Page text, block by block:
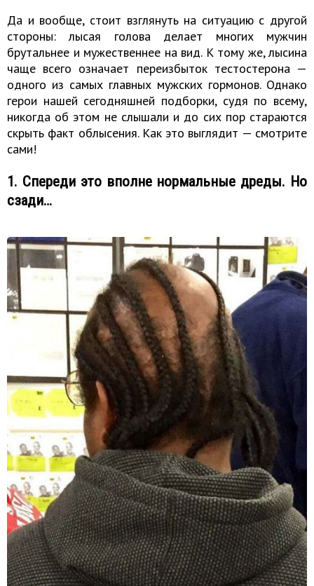
Да и вообще, стоит взглянуть на ситуацию с другой
стороны: лысая голова делает многих мужчин
брутальнее и мужественнее на вид. К тому же, лысина
чаще всего означает переизбыток тестостерона —
одного из самых главных мужских гормонов. Однако
герои нашей сегодняшней подборки, судя по всему,
никогда об этом не слышали и до сих пор стараются
скрыть факт облысения. Как это выглядит — смотрите
сами!
1. Спереди это вполне нормальные дреды. Но
сзади…